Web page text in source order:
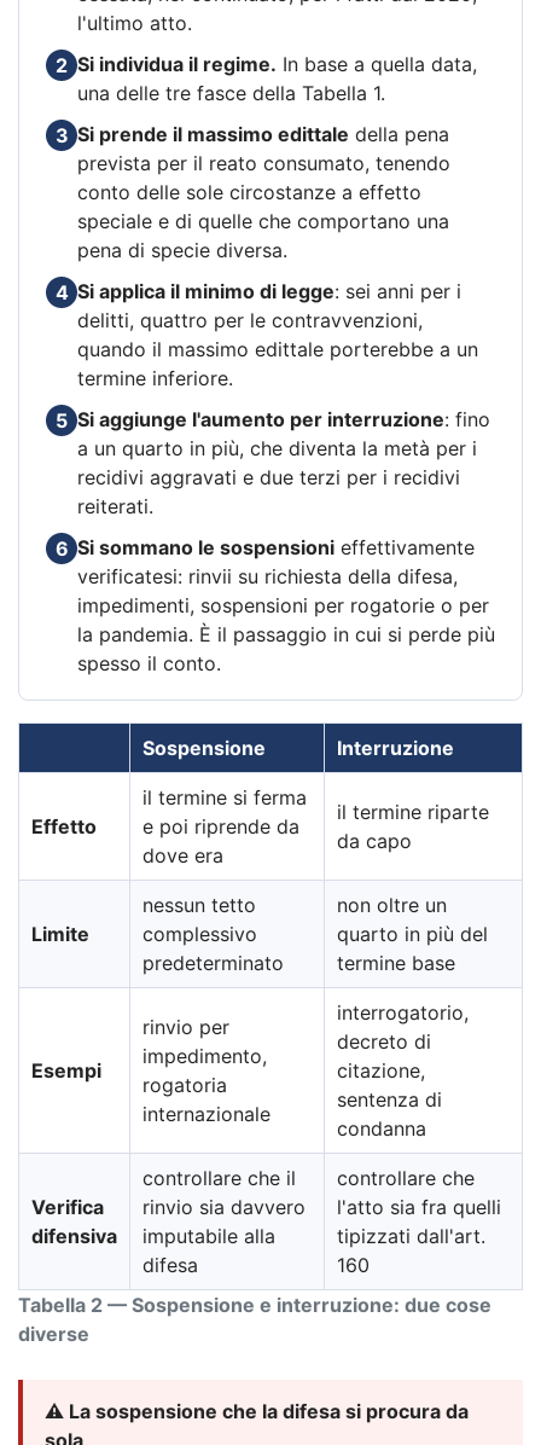
l'ultimo atto.
2 Si individua il regime. In base a quella data,
una delle tre fasce della Tabella 1.
3 Si prende il massimo edittale della pena
prevista per il reato consumato, tenendo
conto delle sole circostanze a effetto
speciale e di quelle che comportano una
pena di specie diversa.
4 Si applica il minimo di legge: sei anni per i
delitti, quattro per le contravvenzioni,
quando il massimo edittale porterebbe a un
termine inferiore.
5 Si aggiunge l'aumento per interruzione: fino
a un quarto in più, che diventa la metà per i
recidivi aggravati e due terzi per i recidivi
reiterati.
6 Si sommano le sospensioni effettivamente
verificatesi: rinvii su richiesta della difesa,
impedimenti, sospensioni per rogatorie o per
la pandemia. È il passaggio in cui si perde più
spesso il conto.
Tabella 2 — Sospensione e interruzione: due cose
diverse
Sospensione Interruzione
Effetto
il termine si ferma
e poi riprende da
dove era
il termine riparte
da capo
Limite
nessun tetto
complessivo
predeterminato
non oltre un
quarto in più del
termine base
Esempi
rinvio per
impedimento,
rogatoria
internazionale
interrogatorio,
decreto di
citazione,
sentenza di
condanna
Verifica
difensiva
controllare che il
rinvio sia davvero
imputabile alla
difesa
controllare che
l'atto sia fra quelli
tipizzati dall'art.
160
⚠️ La sospensione che la difesa si procura da
sola